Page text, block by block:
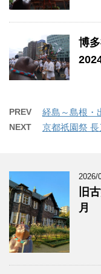
博
PREV 経島～島根・
NEXT 京都祇園祭
2026/
旧
月